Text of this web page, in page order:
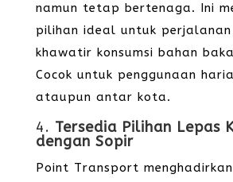
namun tetap bertenaga. Ini
pilihan ideal untuk
khawatir konsumsi bahan
Cocok untuk penggunaan
ataupun antar kota.
4. Tersedia Pilihan Lepas
dengan Sopir
Point Transport